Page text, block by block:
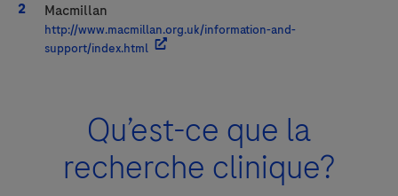
Macmillan
http://www.macmillan.org.uk/information-and-
support/index.html
Qu’est-ce que la
recherche clinique?